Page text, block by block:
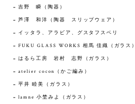
吉野 瞬（陶器）
芦澤 和洋（陶器 スリップウェア）
イッタラ、アラビア、グスタフスベリ
FUKU GLASS WORKS 相馬 佳織（ガラス）
はるら工房 岩村 志野（ガラス）
atelier cocon（かご編み）
平井 睦美（ガラス）
lamne 小埜みよ（ガラス）